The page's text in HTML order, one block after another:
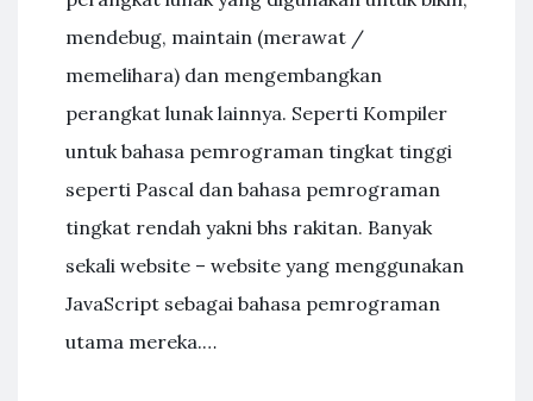
mendebug, maintain (merawat /
memelihara) dan mengembangkan
perangkat lunak lainnya. Seperti Kompiler
untuk bahasa pemrograman tingkat tinggi
seperti Pascal dan bahasa pemrograman
tingkat rendah yakni bhs rakitan. Banyak
sekali website – website yang menggunakan
JavaScript sebagai bahasa pemrograman
utama mereka.…